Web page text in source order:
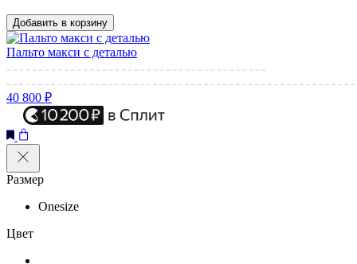
Добавить в корзину
Пальто макси с деталью
40 800 ₽
Размер
Onesize
Цвет